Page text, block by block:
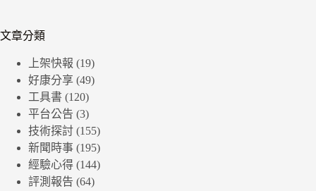
文章分類
上架快報 (19)
好康分享 (49)
工具書 (120)
平台公告 (3)
技術探討 (155)
新聞時事 (195)
經驗心得 (144)
評測報告 (64)